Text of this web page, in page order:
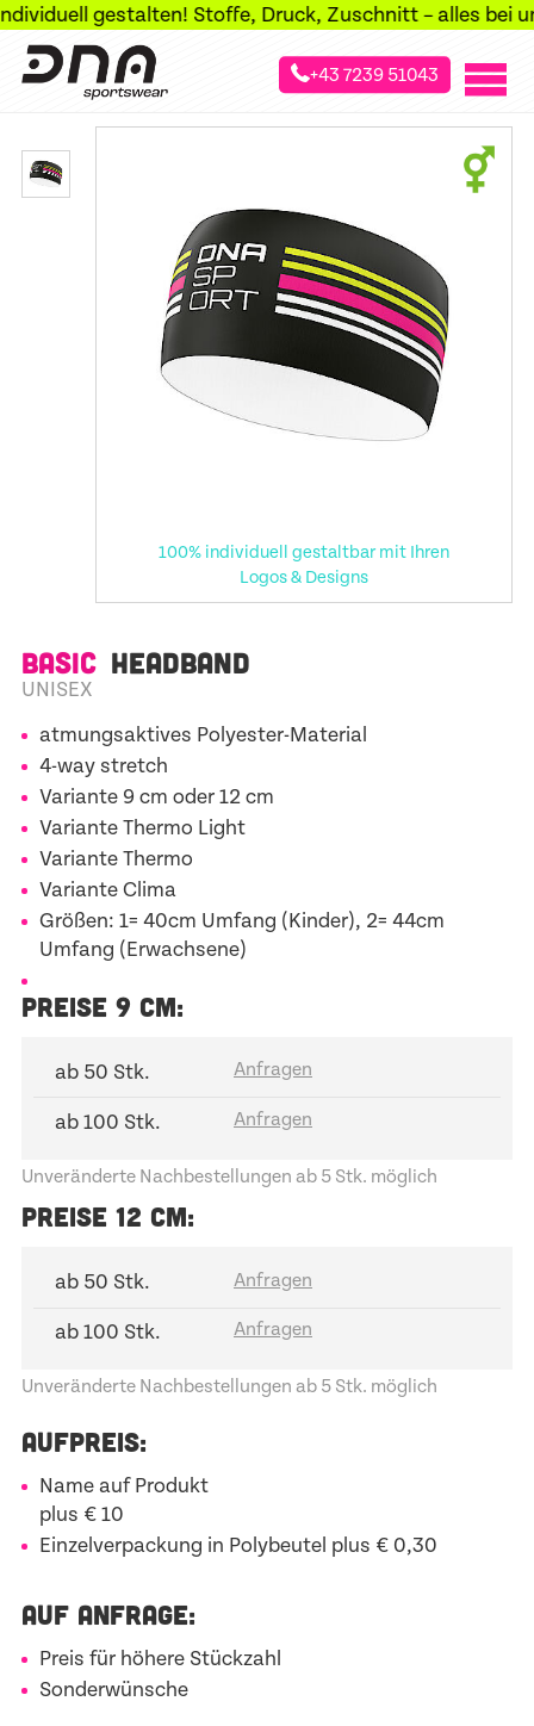
gestalten! Stoffe, Druck, Zuschnitt – alles bei uns
+43 7239 51043
»
100% individuell gestaltbar mit Ihren
Logos & Designs
BASIC HEADBAND
UNISEX
atmungsaktives Polyester-Material
4-way stretch
Variante 9 cm oder 12 cm
Variante Thermo Light
Variante Thermo
Variante Clima
Größen: 1= 40cm Umfang (Kinder), 2= 44cm
Umfang (Erwachsene)
PREISE 9 CM:
ab 50 Stk.
ab 100 Stk.
Unveränderte Nachbestellungen ab 5 Stk. möglich
PREISE 12 CM:
ab 50 Stk.
ab 100 Stk.
Unveränderte Nachbestellungen ab 5 Stk. möglich
AUFPREIS:
Name auf Produkt
plus € 10
Einzelverpackung in Polybeutel plus € 0,30
AUF ANFRAGE:
Preis für höhere Stückzahl
Sonderwünsche